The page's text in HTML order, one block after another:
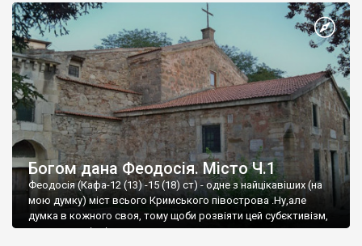
Богом дана Феодосія. Місто Ч.1
Феодосія (Кафа-12 (13) -15 (18) ст) - одне з найцікавіших (на
мою думку) міст всього Кримського півострова .Ну,але
думка в кожного своя, тому щоби розвіяти цей субєктивізм,
запрошую відвідати це